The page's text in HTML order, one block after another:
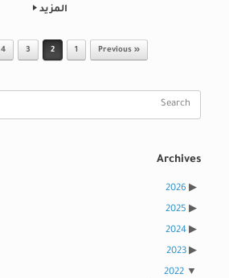
المزيد
Post navigation
« Previous
1
2
3
4
Archives
2026
2025
2024
2023
2022